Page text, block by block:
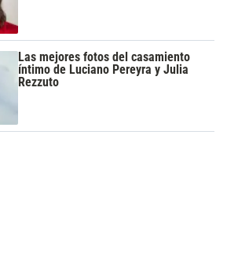
Las mejores fotos del casamiento
íntimo de Luciano Pereyra y Julia
Rezzuto